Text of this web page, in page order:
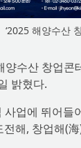
‘2025 해양수산
양수산 창업
밝혔다.
업에 뛰어
해, 창업해(